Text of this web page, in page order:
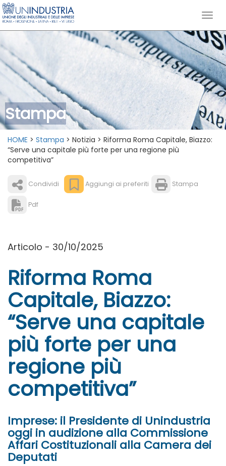
Stampa
HOME > Stampa > Notizia > Riforma Roma Capitale, Biazzo:
“Serve una capitale più forte per una regione più
competitiva”
Condividi Aggiungi ai preferiti Stampa
Pdf
Articolo - 30/10/2025
Riforma Roma
Capitale, Biazzo:
“Serve una capitale
più forte per una
regione più
competitiva”
Imprese: il Presidente di Unindustria
oggi in audizione alla Commissione
Affari Costituzionali alla Camera dei
Deputati